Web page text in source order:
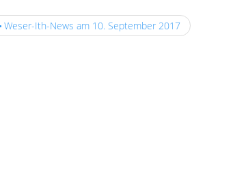
Weser-Ith-News am 10. September 2017